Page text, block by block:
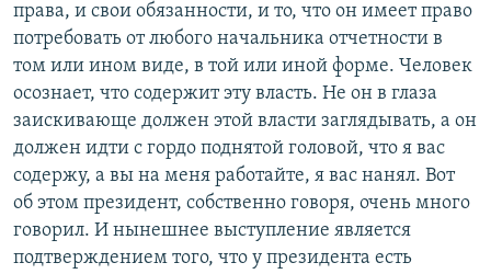
права, и свои обязанности, и то, что он имеет право
потребовать от любого начальника отчетности в
том или ином виде, в той или иной форме. Человек
осознает, что содержит эту власть. Не он в глаза
заискивающе должен этой власти заглядывать, а он
должен идти с гордо поднятой головой, что я вас
содержу, а вы на меня работайте, я вас нанял. Вот
об этом президент, собственно говоря, очень много
говорил. И нынешнее выступление является
подтверждением того, что у президента есть